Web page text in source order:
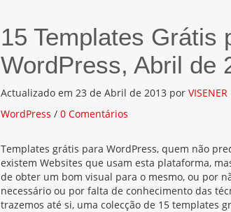
15 Templates Grátis
WordPress, Abril de
Actualizado em 23 de Abril de 2013 por VISENER
WordPress / 0 Comentários
Templates grátis para WordPress, quem não
existem Websites que usam esta plataforma,
de obter um bom visual para o mesmo, ou por
necessário ou por falta de conhecimento das
trazemos até si, uma colecção de 15 templates